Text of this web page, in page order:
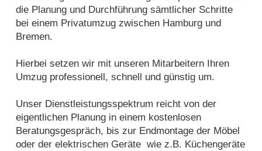
die Planung und Durchführung sämtlicher Schritte
bei einem Privatumzug zwischen Hamburg und
Bremen.
Hierbei setzen wir mit unseren Mitarbeitern Ihren
Umzug professionell, schnell und günstig um.
Unser Dienstleistungsspektrum reicht von der
eigentlichen Planung in einem kostenlosen
Beratungsgespräch, bis zur Endmontage der Möbel
oder der elektrischen Geräte wie z.B. Küchengeräte